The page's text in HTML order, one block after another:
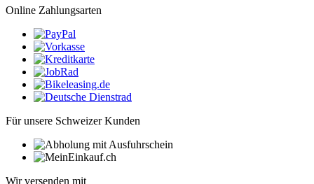
Online Zahlungsarten
Für unsere Schweizer Kunden
Wir versenden mit